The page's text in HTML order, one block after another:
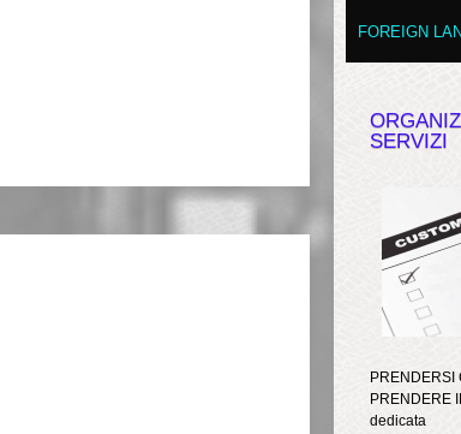
FOREIGN
SERVIZI
PRENDERSI
PRENDERE
dedicata